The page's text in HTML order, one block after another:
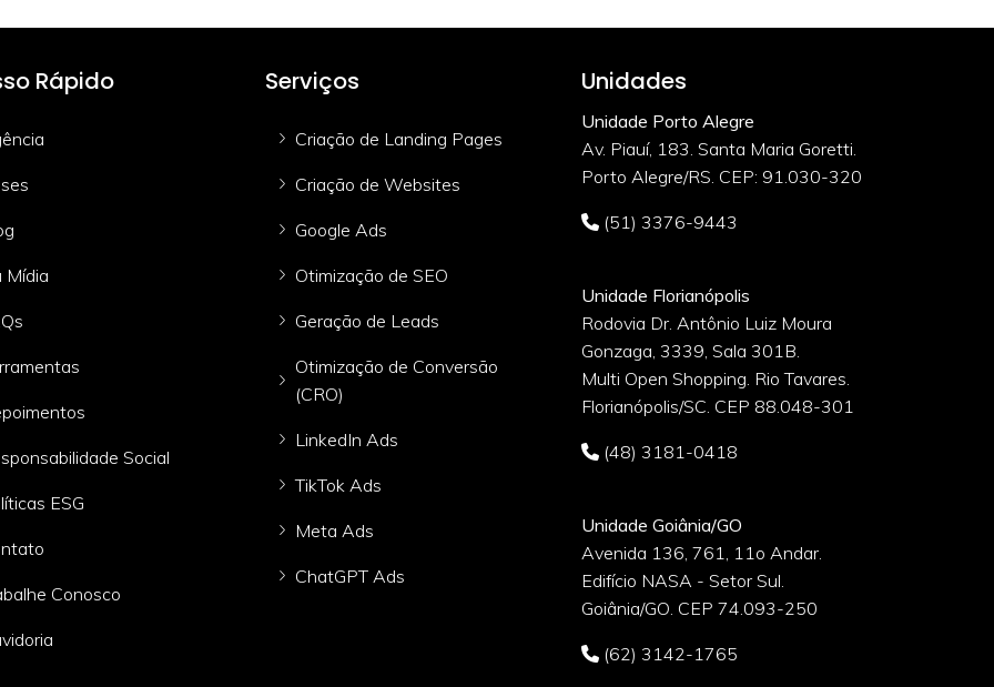
Rápido
Mídia
Social
ESG
Conosco
Serviços
Criação de Landing Pages
Criação de Websites
Google Ads
Otimização de SEO
Geração de Leads
Otimização de Conversão
(CRO)
LinkedIn Ads
TikTok Ads
Meta Ads
ChatGPT Ads
Unidades
Unidade Porto Alegre
Av. Piauí, 183. Santa Maria Goretti.
Porto Alegre/RS. CEP: 91.030-320
(51) 3376-9443
Unidade Florianópolis
Rodovia Dr. Antônio Luiz Moura
Gonzaga, 3339, Sala 301B.
Multi Open Shopping. Rio Tavares.
Florianópolis/SC. CEP 88.048-301
(48) 3181-0418
Unidade Goiânia/GO
Avenida 136, 761, 11o Andar.
Edifício NASA - Setor Sul.
Goiânia/GO. CEP 74.093-250
(62) 3142-1765